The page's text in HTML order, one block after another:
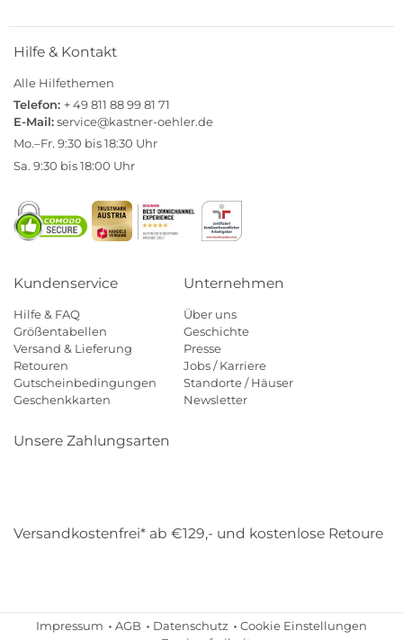
Hilfe & Kontakt
Alle Hilfethemen
Telefon: + 49 811 88 99 81 71
E-Mail:service@kastner-oehler.de
Mo.–Fr. 9:30 bis 18:30 Uhr
Sa. 9:30 bis 18:00 Uhr
Kundenservice
Hilfe & FAQ
Größentabellen
Versand & Lieferung
Retouren
Gutscheinbedingungen
Geschenkkarten
Unternehmen
Über uns
Geschichte
Presse
Jobs / Karriere
Standorte / Häuser
Newsletter
Unsere Zahlungsarten
Versandkostenfrei* ab €129,- und kostenlose Retoure
Impressum AGB Datenschutz
Cookie Einstellungen